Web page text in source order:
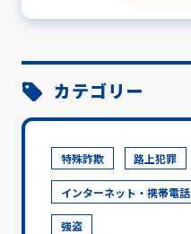
カテゴリー
特殊詐欺 路上犯罪
インターネット・携帯電話
強盗